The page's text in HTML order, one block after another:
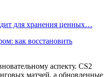
для хранения ценных…
как восстановить
аспекту. CS2
матчей, а обновленные